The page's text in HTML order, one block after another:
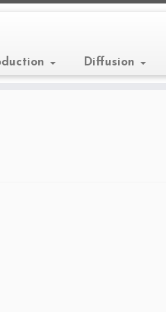
Diffusion